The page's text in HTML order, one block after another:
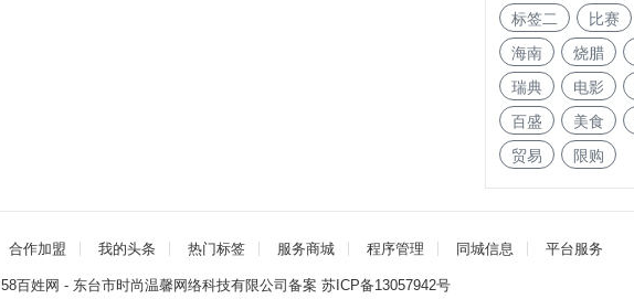
标签二
比赛
海南
烧腊
瑞典
电影
百盛
美食
贸易
限购
合作加盟 我的头条 热门标签 服务商城 程序管理 同城信息 平台服务
58百姓网 - 东台市时尚温馨网络科技有限公司 备案 苏ICP备13057942号